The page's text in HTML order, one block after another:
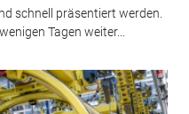
schnell präsentiert werden.
Tagen weiter...